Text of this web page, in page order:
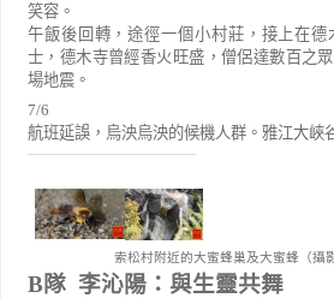
笑容。
午飯後回轉，途徑一個小村莊，接上在
士，德木寺曾經香火旺盛，僧侶達數百之
場地震。
7/6
航班延誤，烏泱烏泱的候機人群。雅江大峽
索松村附近的大蜜蜂巢及大蜜蜂（攝
B隊 李沁陽：與生靈共舞